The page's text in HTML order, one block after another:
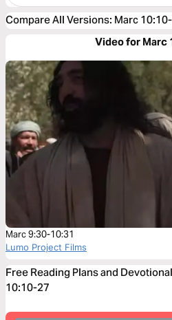
Compare All Versions: Marc
Video for Marc
Marc 9:30-10:31
Lumo Project Films
Free Reading Plans and
10:10-27